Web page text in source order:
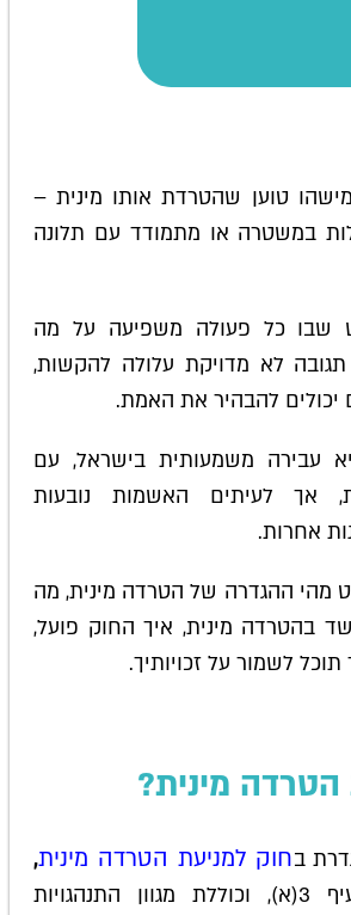
טוען שהטרדת אותו מינית –
במשטרה או מתמודד עם תלונה
שבו כל פעולה משפיעה על מה
לא מדויקת עלולה להקשות,
יכולים להבהיר את האמת.
עבירה משמעותית בישראל, עם
אך לעיתים האשמות נובעות
אחרות.
מהי ההגדרה של הטרדה מינית, מה
בהטרדה מינית, איך החוק פועל,
תוכל לשמור על זכויותיך.
מינית?
בחוק למניעת הטרדה מינית,
תשנ"ח-1998, סעיף 3(א), וכוללת מגוון התנהגויות